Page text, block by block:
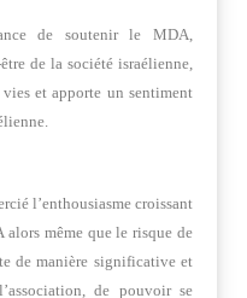
de soutenir le MDA,
de la société israélienne,
et apporte un sentiment
l’enthousiasme croissant
même que le risque de
de manière significative et
de pouvoir se